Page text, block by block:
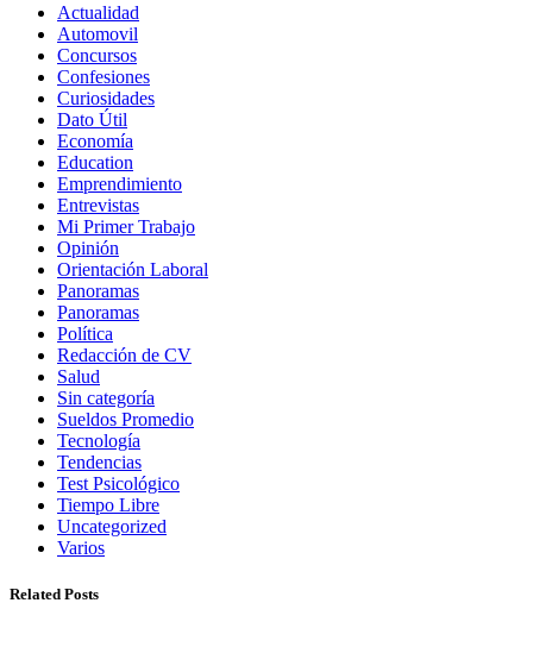
Actualidad
Automovil
Concursos
Confesiones
Curiosidades
Dato Útil
Economía
Education
Emprendimiento
Entrevistas
Mi Primer Trabajo
Opinión
Orientación Laboral
Panoramas
Panoramas
Política
Redacción de CV
Salud
Sin categoría
Sueldos Promedio
Tecnología
Tendencias
Test Psicológico
Tiempo Libre
Uncategorized
Varios
Related Posts